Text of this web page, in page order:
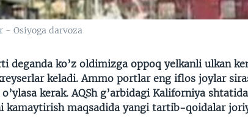
Osiyoga darvoza
deganda ko’z oldimizga oppoq yelkanli ulkan
keladi. Ammo portlar eng iflos joylar
kerak. AQSh g’arbidagi Kaliforniya
kamaytirish maqsadida yangi tartib-qoidalar